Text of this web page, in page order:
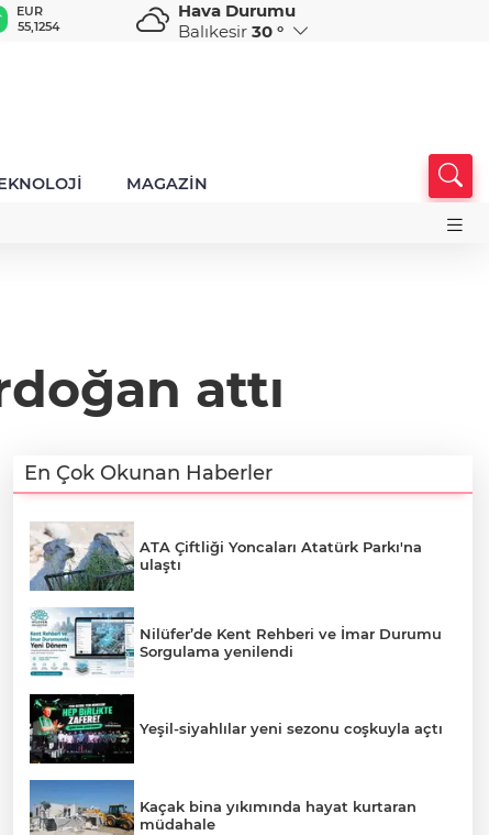
EUR
55,1254
GBP
64,3468
CHF
59,0083
Hava Durumu
Balıkesir 30 °
MAGAZİN
attı
En Çok Okunan Haberler
ATA Çiftliği Yoncaları Atatürk Parkı'na
ulaştı
Nilüfer’de Kent Rehberi ve İmar Durumu
Sorgulama yenilendi
Yeşil-siyahlılar yeni sezonu coşkuyla açtı
Kaçak bina yıkımında hayat kurtaran
müdahale